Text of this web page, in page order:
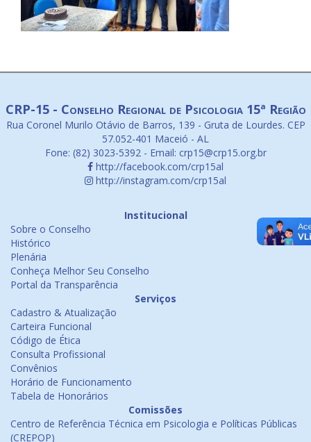
CRP-15 - Conselho Regional de Psicologia 15ª Região
Rua Coronel Murilo Otávio de Barros, 139 - Gruta de Lourdes. CEP
57.052-401 Maceió - AL
Fone: (82) 3023-5392 - Email: crp15@crp15.org.br
http://facebook.com/crp15al
http://instagram.com/crp15al
Institucional
Sobre o Conselho
Histórico
Plenária
Conheça Melhor Seu Conselho
Portal da Transparência
Serviços
Cadastro & Atualização
Carteira Funcional
Código de Ética
Consulta Profissional
Convênios
Horário de Funcionamento
Tabela de Honorários
Comissões
Centro de Referência Técnica em Psicologia e Políticas Públicas
(CREPOP)